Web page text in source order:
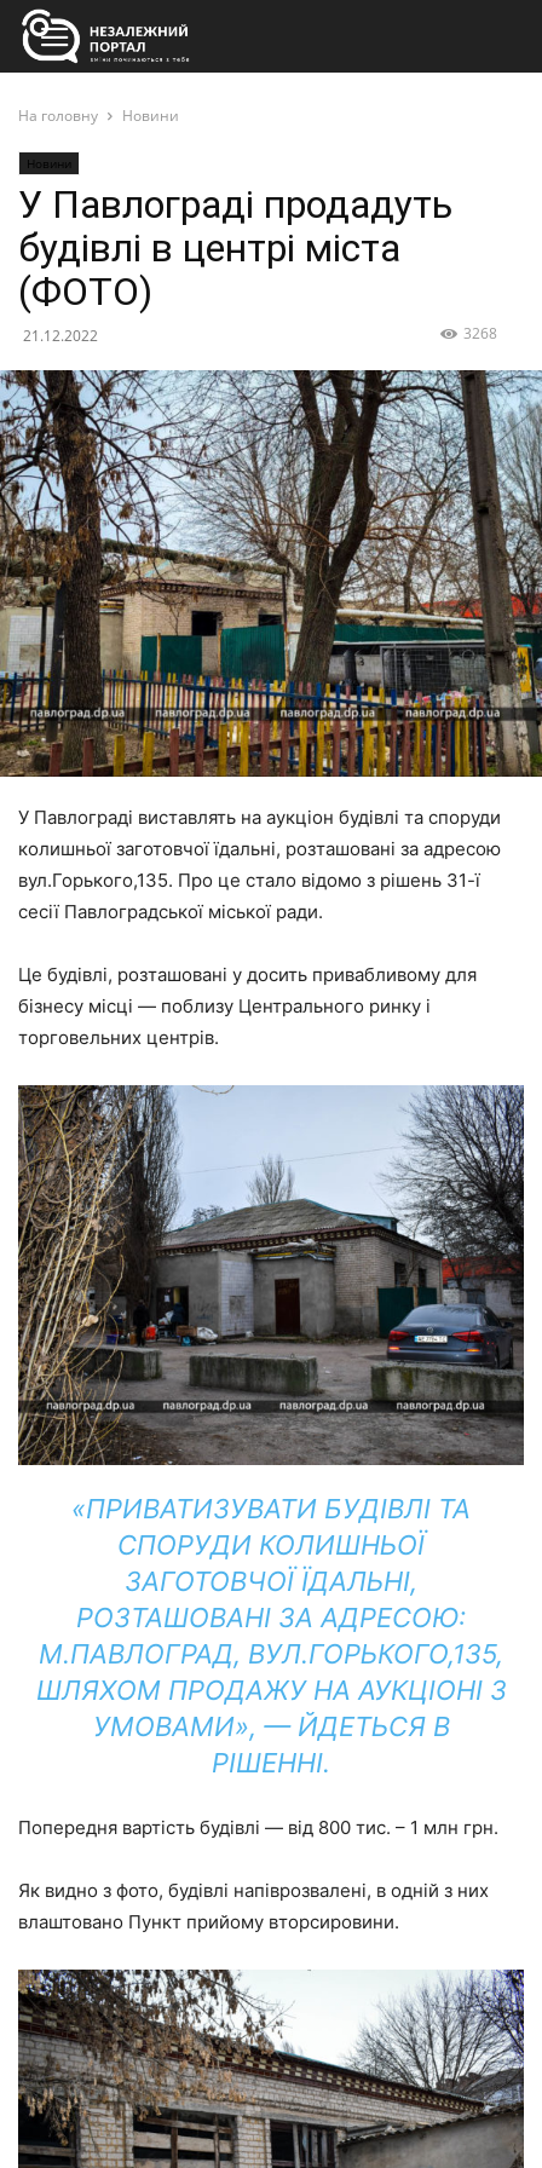
На головну Новини
Новини
У Павлограді продадуть
будівлі в центрі міста
(ФОТО)
21.12.2022 3268
У Павлограді виставлять на аукціон будівлі та споруди
колишньої заготовчої їдальні, розташовані за адресою
вул.Горького,135. Про це стало відомо з рішень 31-ї
сесії Павлоградської міської ради.
Це будівлі, розташовані у досить привабливому для
бізнесу місці — поблизу Центрального ринку і
торговельних центрів.
«ПРИВАТИЗУВАТИ БУДІВЛІ ТА
СПОРУДИ КОЛИШНЬОЇ
ЗАГОТОВЧОЇ ЇДАЛЬНІ,
РОЗТАШОВАНІ ЗА АДРЕСОЮ:
М.ПАВЛОГРАД, ВУЛ.ГОРЬКОГО,135,
ШЛЯХОМ ПРОДАЖУ НА АУКЦІОНІ З
УМОВАМИ», — ЙДЕТЬСЯ В
РІШЕННІ.
Попередня вартість будівлі — від 800 тис. – 1 млн грн.
Як видно з фото, будівлі напіврозвалені, в одній з них
влаштовано Пункт прийому вторсировини.